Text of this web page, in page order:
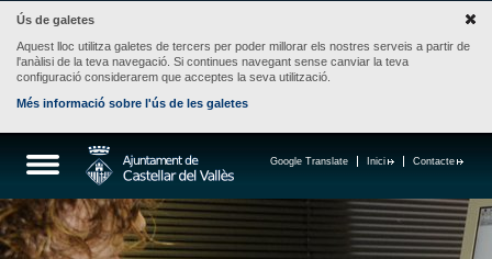
Ús de galetes
Aquest lloc utilitza galetes de tercers per poder millorar els nostres serveis a partir de
l'anàlisi de la teva navegació. Si continues navegant sense canviar la teva
configuració considerarem que acceptes la seva utilització.
Més informació sobre l'ús de les galetes
Contacte
Inici
Google Translate